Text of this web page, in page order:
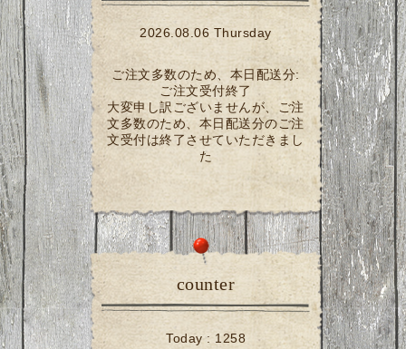
2026.08.06 Thursday
ご注文多数のため、本日配送分:
ご注文受付終了
大変申し訳ございませんが、ご注
文多数のため、本日配送分のご注
文受付は終了させていただきまし
た
counter
Today : 1258